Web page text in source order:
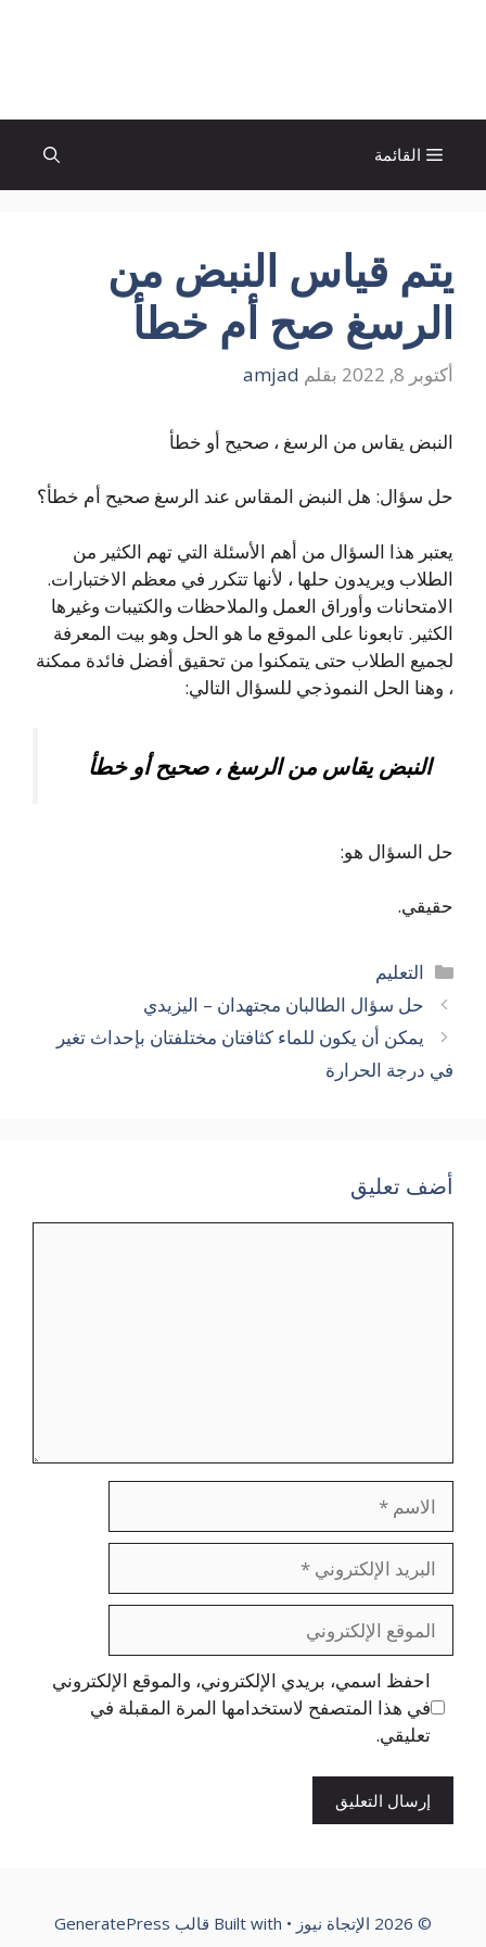
القائمة
يتم قياس النبض من
الرسغ صح أم خطأ
أكتوبر 8, 2022 بقلم amjad
النبض يقاس من الرسغ ، صحيح أو خطأ
حل سؤال: هل النبض المقاس عند الرسغ صحيح أم خطأ؟
يعتبر هذا السؤال من أهم الأسئلة التي تهم الكثير من
الطلاب ويريدون حلها ، لأنها تتكرر في معظم الاختبارات.
الامتحانات وأوراق العمل والملاحظات والكتيبات وغيرها
الكثير. تابعونا على الموقع ما هو الحل وهو بيت المعرفة
لجميع الطلاب حتى يتمكنوا من تحقيق أفضل فائدة ممكنة
، وهنا الحل النموذجي للسؤال التالي:
النبض يقاس من الرسغ ، صحيح أو خطأ
حل السؤال هو:
حقيقي.
التصنيفات
التعليم
حل سؤال الطالبان مجتهدان – اليزيدي
يمكن أن يكون للماء كثافتان مختلفتان بإحداث تغير
في درجة الحرارة
أضف تعليق
الاسم
البريد
الإلكتروني
الموقع
الإلكتروني
احفظ اسمي، بريدي الإلكتروني، والموقع الإلكتروني
في هذا المتصفح لاستخدامها المرة المقبلة في
تعليقي.
© 2026 الإتجاة نيوز • Built with قالب GeneratePress